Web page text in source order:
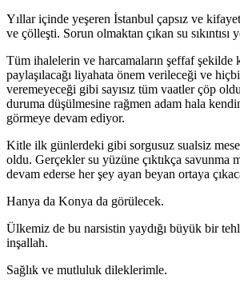
Yıllar içinde yeşeren İstanbul çapsız ve
ve çölleşti. Sorun olmaktan çıkan su sıkıntısı
Tüm ihalelerin ve harcamaların şeffaf şekilde
paylaşılacağı liyahata önem verileceği ve
veremeyeceği gibi sayısız tüm vaatler çöp
duruma düşülmesine rağmen adam hala
görmeye devam ediyor.
Kitle ilk günlerdeki gibi sorgusuz sualsiz
oldu. Gerçekler su yüzüne çıktıkça savunma
devam ederse her şey ayan beyan ortaya
Hanya da Konya da görülecek.
Ülkemiz de bu narsistin yaydığı büyük bir
inşallah.
Sağlık ve mutluluk dileklerimle.